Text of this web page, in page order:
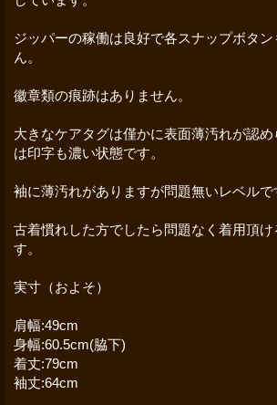
ジッパーの稼働は良好で各スナップボタ
ん。
徽章類の痕跡はありません。
大きなケアタグは僅かに表面薄汚れが認
は印字も濃い状態です。
袖に薄汚れがありますが問題無いレベルで
古着慣れした方でしたら問題なく着用頂
す。
実寸（およそ）
肩幅:49cm
身幅:60.5cm(脇下)
着丈:79cm
袖丈:64cm